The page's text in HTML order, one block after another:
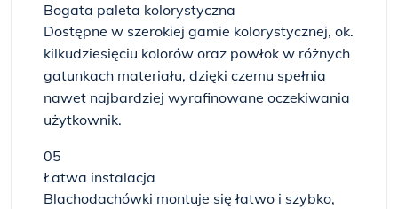
Bogata paleta kolorystyczna
Dostępne w szerokiej gamie kolorystycznej, ok.
kilkudziesięciu kolorów oraz powłok w różnych
gatunkach materiału, dzięki czemu spełnia
nawet najbardziej wyrafinowane oczekiwania
użytkownik.
05
Łatwa instalacja
Blachodachówki montuje się łatwo i szybko,